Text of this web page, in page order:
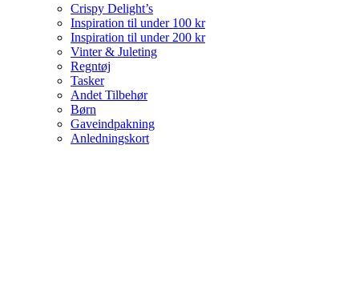
Crispy Delight’s
Inspiration til under 100 kr
Inspiration til under 200 kr
Vinter & Juleting
Regntøj
Tasker
Andet Tilbehør
Børn
Gaveindpakning
Anledningskort